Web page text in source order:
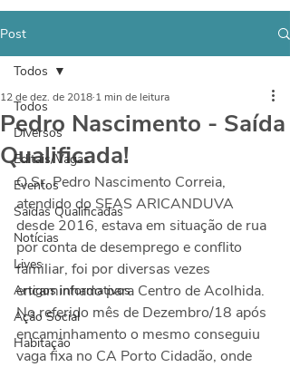
Post
Todos
Diversos
Editais/Vagas
Eventos
Saídas Qualificadas
Notícias
Lives
Artigos informativos
Ação Social
Habitação
Todos
Pedro Nascimento - Saída
Qualificada!
12 de dez. de 2018 1 min de leitura
O Sr. Pedro Nascimento Correia,
atendido do SEAS ARICANDUVA
desde 2016, estava em situação de rua
por conta de desemprego e conflito
familiar, foi por diversas vezes
encaminhado para Centro de Acolhida.
No referido mês de Dezembro/18 após
encaminhamento o mesmo conseguiu
vaga fixa no CA Porto Cidadão, onde